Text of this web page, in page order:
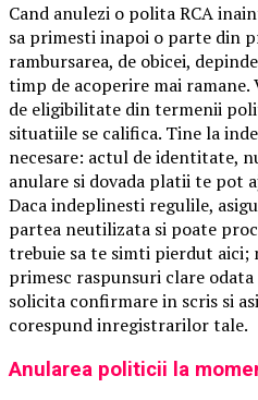
Cand anulezi o polita RCA
sa primesti inapoi o parte din
rambursarea, de obicei,
timp de acoperire mai
de eligibilitate din termenii
situatiile se califica. Tine la
necesare: actul de identitate,
anulare si dovada platii te pot
Daca indeplinesti regulile,
partea neutilizata si poate
trebuie sa te simti pierdut
primesc raspunsuri clare odata
solicita confirmare in scris si
corespund inregistrarilor tale.
Anularea politicii la